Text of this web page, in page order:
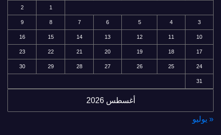
أغسطس 2026
1
2
3
4
5
6
7
8
9
10
11
12
13
14
15
16
17
18
19
20
21
22
23
24
25
26
27
28
29
30
31
« يوليو